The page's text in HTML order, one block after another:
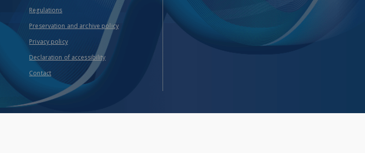
Regulations
Preservation and archive policy
Privacy policy
Declaration of accessibility
Contact